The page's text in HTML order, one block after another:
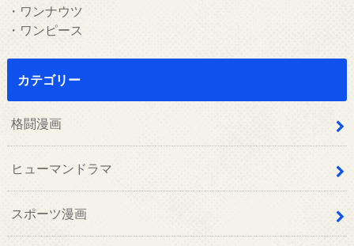
・ワンナウツ
・ワンピース
カテゴリー
格闘漫画
ヒューマンドラマ
スポーツ漫画